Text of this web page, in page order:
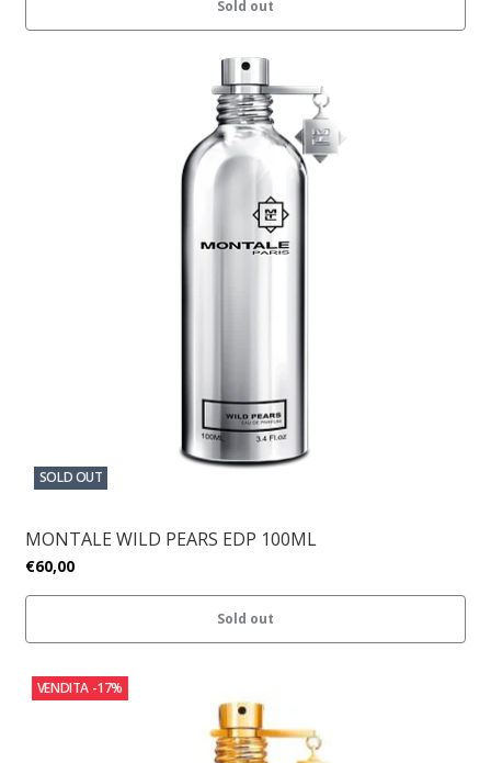
Sold out
SOLD OUT
MONTALE WILD PEARS EDP 100ML
€60,00
Sold out
VENDITA -17%